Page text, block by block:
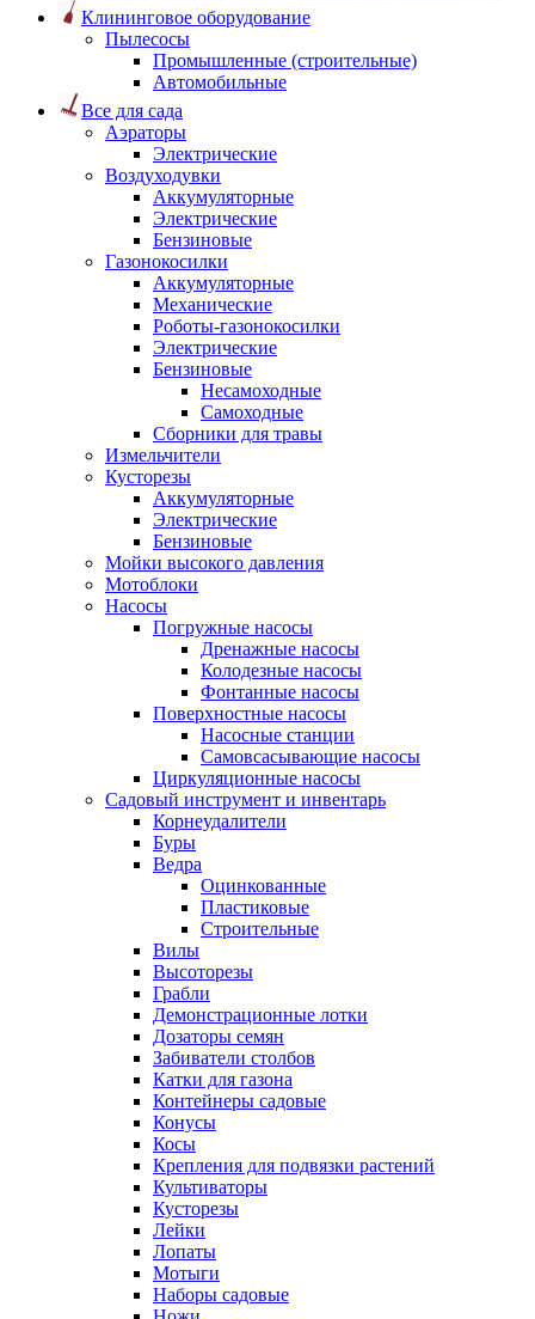
Клининговое оборудование
Пылесосы
Промышленные (строительные)
Автомобильные
Все для сада
Аэраторы
Электрические
Воздуходувки
Аккумуляторные
Электрические
Бензиновые
Газонокосилки
Аккумуляторные
Механические
Роботы-газонокосилки
Электрические
Бензиновые
Несамоходные
Самоходные
Сборники для травы
Измельчители
Кусторезы
Аккумуляторные
Электрические
Бензиновые
Мойки высокого давления
Мотоблоки
Насосы
Погружные насосы
Дренажные насосы
Колодезные насосы
Фонтанные насосы
Поверхностные насосы
Насосные станции
Самовсасывающие насосы
Циркуляционные насосы
Садовый инструмент и инвентарь
Корнеудалители
Буры
Ведра
Оцинкованные
Пластиковые
Строительные
Вилы
Высоторезы
Грабли
Демонстрационные лотки
Дозаторы семян
Забиватели столбов
Катки для газона
Контейнеры садовые
Конусы
Косы
Крепления для подвязки растений
Культиваторы
Кусторезы
Лейки
Лопаты
Мотыги
Наборы садовые